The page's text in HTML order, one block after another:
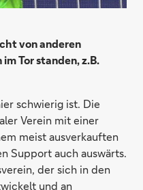
von anderen
Tor standen, z.B.
schwierig ist. Die
Verein mit einer
meist ausverkauften
Support auch auswärts.
der sich in den
und an